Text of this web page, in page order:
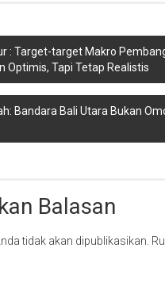
: Target-target Makro
Optimis, Tapi Tetap Realistis
Bandara Bali Utara Bukan
Balasan
tidak akan dipublikasikan.